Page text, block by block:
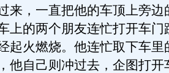
来，一直把他的车顶上旁边
上的两个朋友连忙打开车门
起火燃烧。他连忙取下车里
他自己则冲过去，企图打开